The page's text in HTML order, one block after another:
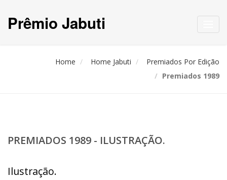
Prêmio Jabuti
Home Home Jabuti
Premiados Por Edição
Premiados 1989
PREMIADOS 1989 - ILUSTRAÇÃO.
Ilustração.